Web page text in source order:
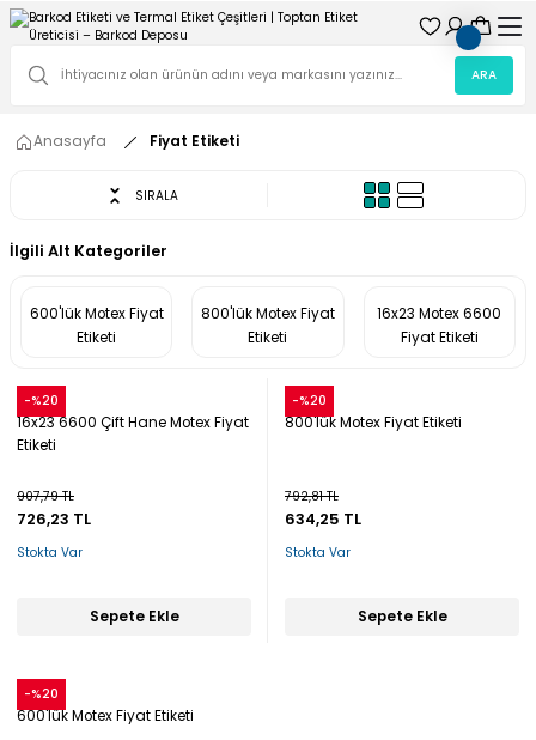
ARA
Anasayfa Fiyat Etiketi
SIRALA
İlgili Alt Kategoriler
600'lük Motex Fiyat
Etiketi
800'lük Motex Fiyat
Etiketi
16x23 Motex 6600
Fiyat Etiketi
-%20
Snow
16x23 6600 Çift Hane Motex Fiyat
Etiketi
907,79 TL
726,23 TL
Stokta Var
Sepete Ekle
-%20
Snow
800'lük Motex Fiyat Etiketi
792,81 TL
634,25 TL
Stokta Var
Sepete Ekle
-%20
Snow
600'lük Motex Fiyat Etiketi